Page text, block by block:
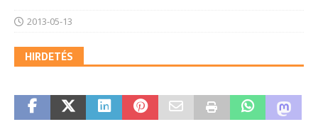
2013-05-13
HIRDETÉS